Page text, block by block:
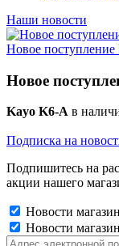
Наши новости
Новое поступление
Новое
Kayo K6-A в
Подписка на
Подпишитесь на
акции нашего
Новости
Новости